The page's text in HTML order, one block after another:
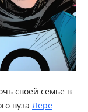
своей семье в
вуза Лере